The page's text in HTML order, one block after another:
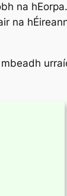
na
na